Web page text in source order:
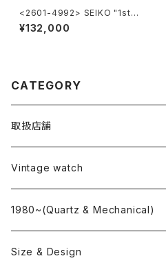
<2601-4992> SEIKO "1st"
KING SEIKO
¥132,000
CATEGORY
取扱店舗
L o'clock
"delve"
Vintage watch
海外ブランド
OMEGA
国産ブランド
1980~(Quartz & Mechanical)
Size & Design